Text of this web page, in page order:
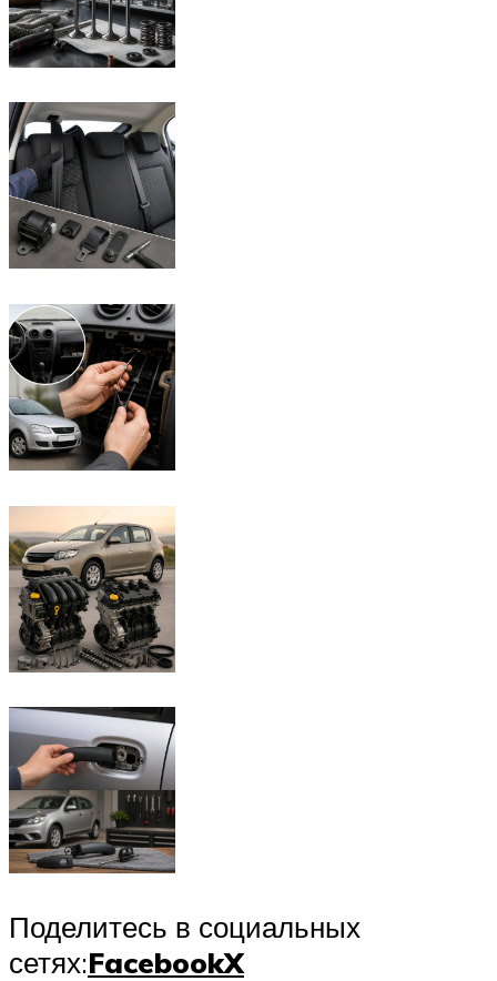
Поделитесь в социальных
сетях:FacebookX